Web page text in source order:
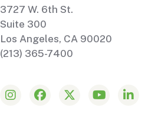
3727 W. 6th St.
Suite 300
Los Angeles, CA 90020
(213) 365-7400